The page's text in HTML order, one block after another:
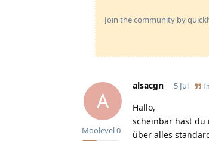
Join the community by
A
alsacgn
Moolevel0
5 Jul
Hallo,
scheinbar hast du
über alles